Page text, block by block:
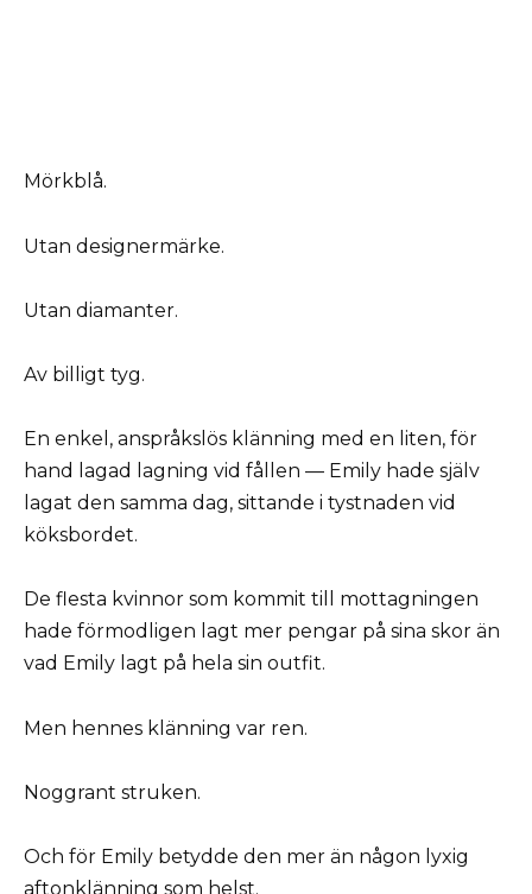
Mörkblå.
Utan designermärke.
Utan diamanter.
Av billigt tyg.
En enkel, anspråkslös klänning med en liten, för
hand lagad lagning vid fållen — Emily hade själv
lagat den samma dag, sittande i tystnaden vid
köksbordet.
De flesta kvinnor som kommit till mottagningen
hade förmodligen lagt mer pengar på sina skor än
vad Emily lagt på hela sin outfit.
Men hennes klänning var ren.
Noggrant struken.
Och för Emily betydde den mer än någon lyxig
aftonklänning som helst.